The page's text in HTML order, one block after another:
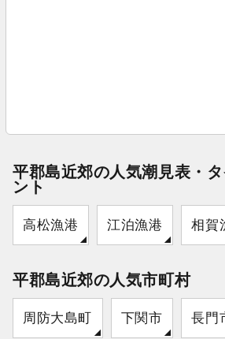
平郡島近郊の人気潮見表・
ント
高松漁港 江泊漁港 相賀
平郡島近郊の人気市町村
周防大島町 下関市 長門